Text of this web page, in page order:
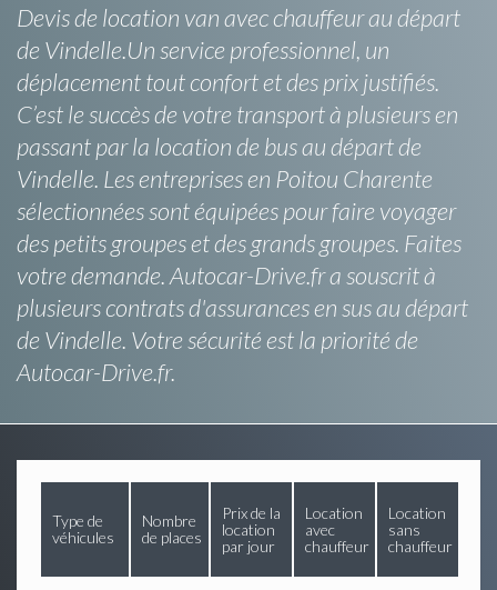
Devis de location van avec chauffeur au départ
de Vindelle.Un service professionnel, un
déplacement tout confort et des prix justifiés.
C’est le succès de votre transport à plusieurs en
passant par la location de bus au départ de
Vindelle. Les entreprises en Poitou Charente
sélectionnées sont équipées pour faire voyager
des petits groupes et des grands groupes. Faites
votre demande. Autocar-Drive.fr a souscrit à
plusieurs contrats d'assurances en sus au départ
de Vindelle. Votre sécurité est la priorité de
Autocar-Drive.fr.
Type de
véhicules
Nombre
de places
Prix de la
location
par jour
Location
avec
chauffeur
Location
sans
chauffeur